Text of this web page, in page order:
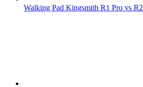
Walking Pad Kingsmith R1 Pro vs R2